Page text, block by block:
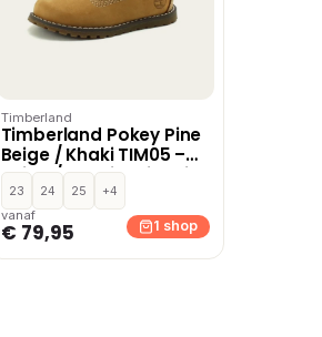
Timberland
Timberland Pokey Pine
Beige / Khaki TIM05 –
Beige / Khaki,Bruin,Olive
23 24 25
+4
vanaf
€ 79,95 1 shop